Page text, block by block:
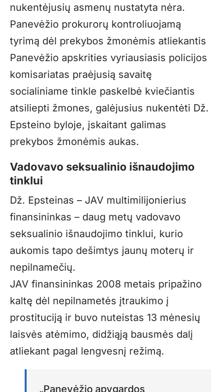
nukentėjusių asmenų nustatyta nėra.
Panevėžio prokurorų kontroliuojamą
tyrimą dėl prekybos žmonėmis atliekantis
Panevėžio apskrities vyriausiasis policijos
komisariatas praėjusią savaitę
socialiniame tinkle paskelbė kviečiantis
atsiliepti žmones, galėjusius nukentėti Dž.
Epsteino byloje, įskaitant galimas
prekybos žmonėmis aukas.
Vadovavo seksualinio išnaudojimo
tinklui
Dž. Epsteinas – JAV multimilijonierius
finansininkas – daug metų vadovavo
seksualinio išnaudojimo tinklui, kurio
aukomis tapo dešimtys jaunų moterų ir
nepilnamečių.
JAV finansininkas 2008 metais pripažino
kaltę dėl nepilnametės įtraukimo į
prostituciją ir buvo nuteistas 13 mėnesių
laisvės atėmimo, didžiąją bausmės dalį
atliekant pagal lengvesnį režimą.
„Panevėžio apygardos